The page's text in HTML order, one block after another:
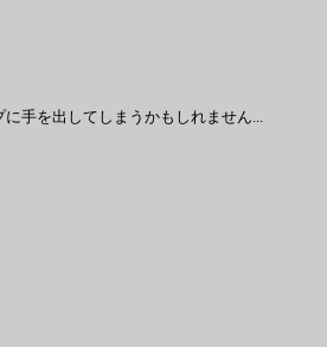
手を出してしまうかもしれません...